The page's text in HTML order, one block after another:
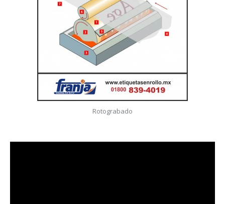
Rotograbado